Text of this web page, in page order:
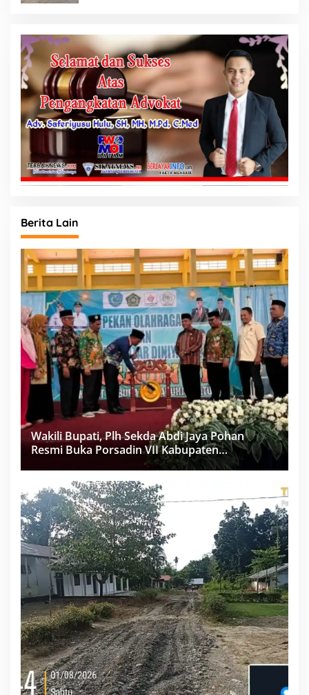
Berita Lain
Wakili Bupati, Plh Sekda Abdi Jaya Pohan
Resmi Buka Porsadin VII Kabupaten